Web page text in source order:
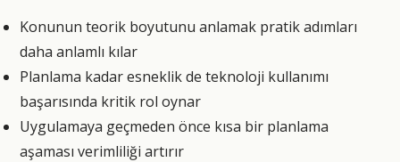
Konunun teorik boyutunu anlamak pratik adımları
daha anlamlı kılar
Planlama kadar esneklik de teknoloji kullanımı
başarısında kritik rol oynar
Uygulamaya geçmeden önce kısa bir planlama
aşaması verimliliği artırır